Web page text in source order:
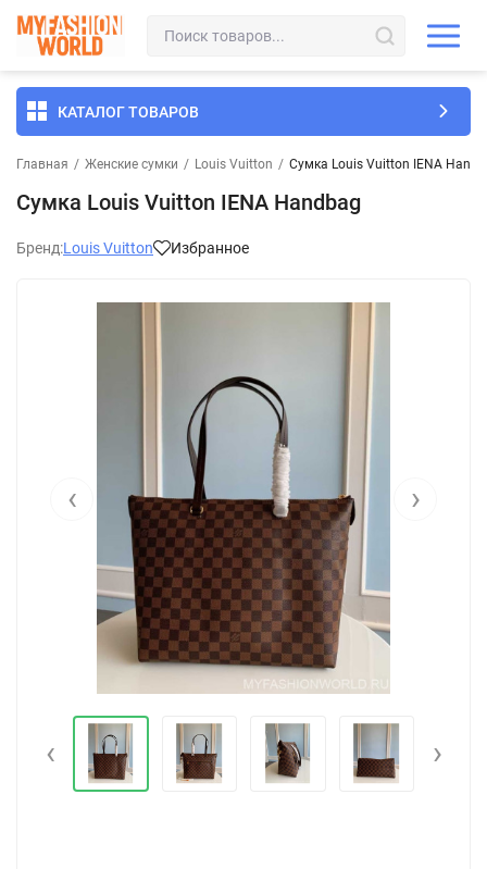
КАТАЛОГ ТОВАРОВ
Главная / Женские сумки / Louis Vuitton / Сумка Louis Vuitton ​IENA
Сумка Louis Vuitton ​IENA Handbag
Бренд:Louis Vuitton Избранное
‹ ›
‹ ›